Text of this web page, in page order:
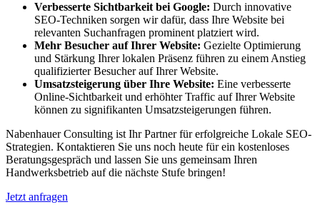
Verbesserte Sichtbarkeit bei Google: Durch innovative
SEO-Techniken sorgen wir dafür, dass Ihre Website bei
relevanten Suchanfragen prominent platziert wird.
Mehr Besucher auf Ihrer Website: Gezielte Optimierung
und Stärkung Ihrer lokalen Präsenz führen zu einem Anstieg
qualifizierter Besucher auf Ihrer Website.
Umsatzsteigerung über Ihre Website: Eine verbesserte
Online-Sichtbarkeit und erhöhter Traffic auf Ihrer Website
können zu signifikanten Umsatzsteigerungen führen.
Nabenhauer Consulting ist Ihr Partner für erfolgreiche Lokale SEO-
Strategien. Kontaktieren Sie uns noch heute für ein kostenloses
Beratungsgespräch und lassen Sie uns gemeinsam Ihren
Handwerksbetrieb auf die nächste Stufe bringen!
Jetzt anfragen